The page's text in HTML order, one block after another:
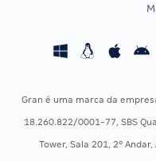
Concursos Fiscais
Concursos Saúde
Gran é uma marca da
18.260.822/0001-77, SBS
Tower, Sala 201, 2º